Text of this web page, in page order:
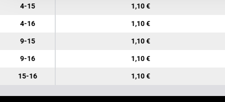
4-15 1,10 €
4-16 1,10 €
9-15 1,10 €
9-16 1,10 €
15-16 1,10 €